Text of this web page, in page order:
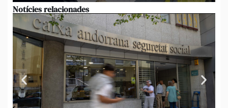
Notícies relacionades